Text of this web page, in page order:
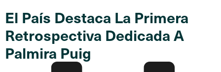
El País Destaca La Primera
Retrospectiva Dedicada A
Palmira Puig